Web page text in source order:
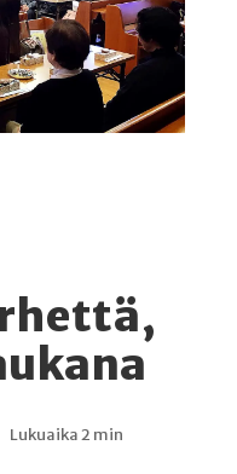
Lukuaika 2 min